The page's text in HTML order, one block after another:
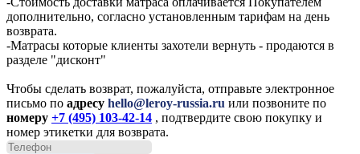
дополнительно, согласно установленным тарифам на день
возврата.
-Матрасы которые клиенты захотели вернуть - продаются в
разделе "дисконт"
Чтобы сделать возврат, пожалуйста, отправьте электронное
письмо по адресу hello@leroy-russia.ru или позвоните по
номеру +7 (495) 103-42-14 , подтвердите свою покупку и
номер этикетки для возврата.